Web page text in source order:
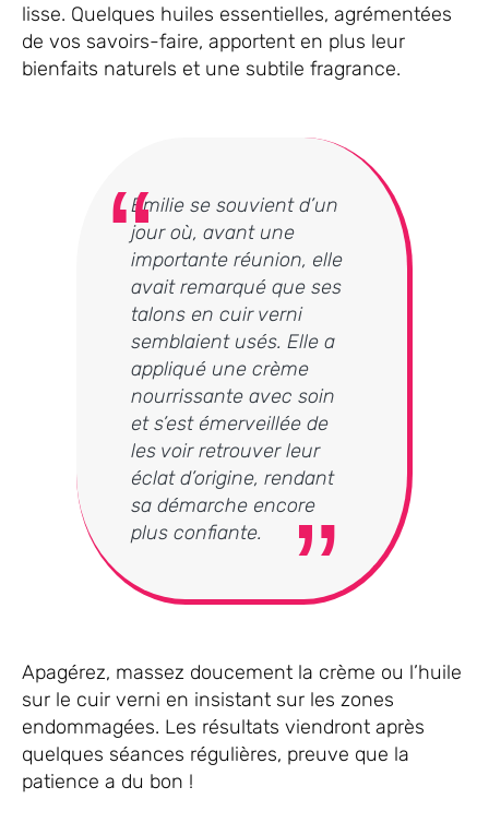
lisse. Quelques huiles essentielles, agrémentées
de vos savoirs-faire, apportent en plus leur
bienfaits naturels et une subtile fragrance.
Émilie se souvient d’un
jour où, avant une
importante réunion, elle
avait remarqué que ses
talons en cuir verni
semblaient usés. Elle a
appliqué une crème
nourrissante avec soin
et s’est émerveillée de
les voir retrouver leur
éclat d’origine, rendant
sa démarche encore
plus confiante.
Apagérez, massez doucement la crème ou l’huile
sur le cuir verni en insistant sur les zones
endommagées. Les résultats viendront après
quelques séances régulières, preuve que la
patience a du bon !